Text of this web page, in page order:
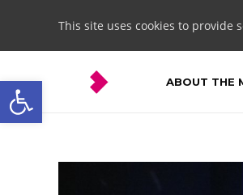
Open toolbar
This site uses cookies to provide
ABOUT THE